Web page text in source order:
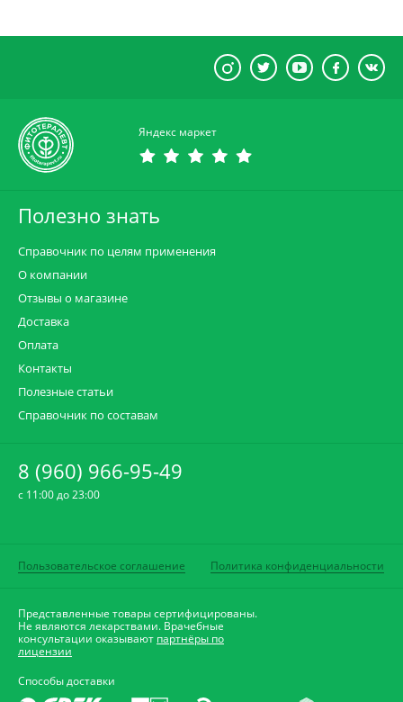
Яндекс маркет
Полезно знать
Справочник по целям применения
О компании
Отзывы о магазине
Доставка
Оплата
Контакты
Полезные статьи
Справочник по составам
8 (960) 966-95-49
c 11:00 до 23:00
Пользовательское соглашение Политика конфиденциальности
Представленные товары сертифицированы.
Не являются лекарствами. Врачебные
консультации оказывают партнёры по
лицензии
Способы доставки